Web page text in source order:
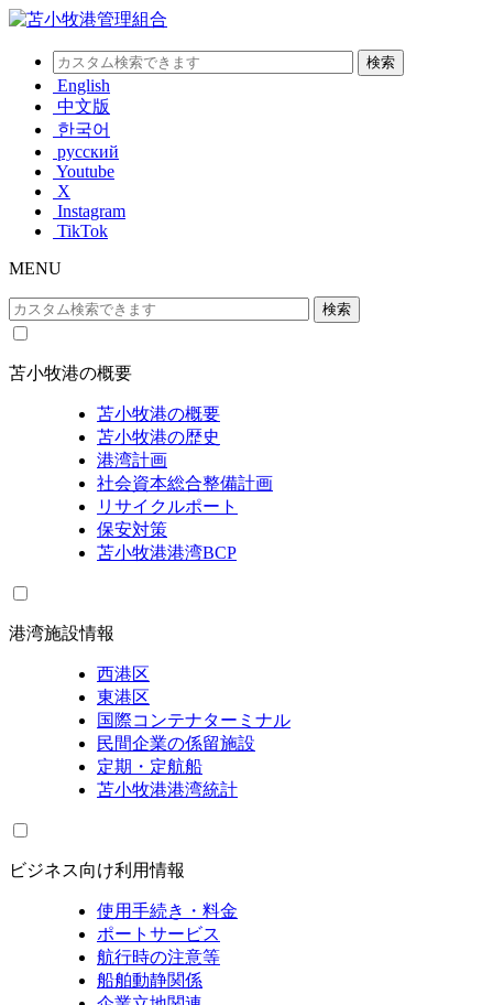
English
中文版
한국어
русский
Youtube
X
Instagram
TikTok
MENU
苫小牧港の概要
苫小牧港の概要
苫小牧港の歴史
港湾計画
社会資本総合整備計画
リサイクルポート
保安対策
苫小牧港港湾BCP
港湾施設情報
西港区
東港区
国際コンテナターミナル
民間企業の係留施設
定期・定航船
苫小牧港港湾統計
ビジネス向け利用情報
使用手続き・料金
ポートサービス
航行時の注意等
船舶動静関係